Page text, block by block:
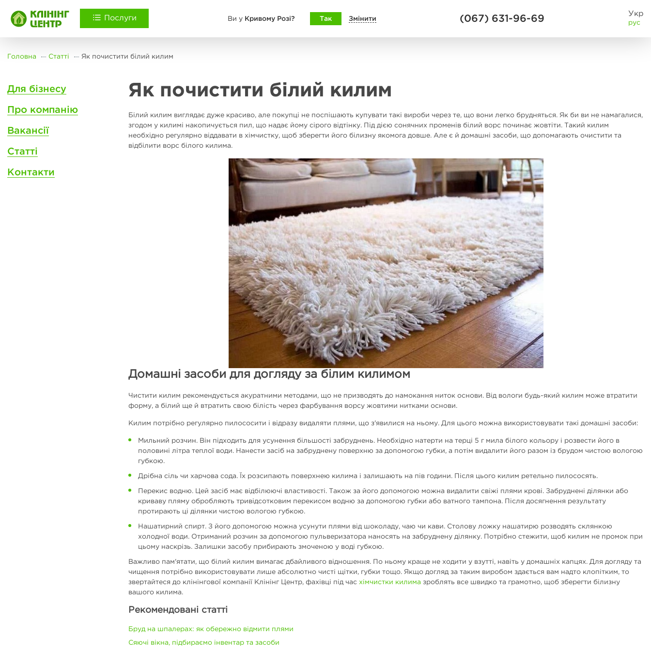
Послуги Ви уКривому Розі? Так Змінити (067) 631-96-69 Укр
рус
Головна Статті Як почистити білий килим
Для бізнесу
Про компанію
Вакансії
Статті
Контакти
Як почистити білий килим
Білий килим виглядає дуже красиво, але покупці не поспішають купувати такі вироби через те, що вони легко брудняться. Як би ви не намагалися,
згодом у килимі накопичується пил, що надає йому сірого відтінку. Під дією сонячних променів білий ворс починає жовтіти. Такий килим
необхідно регулярно віддавати в хімчистку, щоб зберегти його білизну якомога довше. Але є й домашні засоби, що допомагають очистити та
відбілити ворс білого килима.
Домашні засоби для догляду за білим килимом
Чистити килим рекомендується акуратними методами, що не призводять до намокання ниток основи. Від вологи будь-який килим може втратити
форму, а білий ще й втратить свою білість через фарбування ворсу жовтими нитками основи.
Килим потрібно регулярно пилососити і відразу видаляти плями, що з'явилися на ньому. Для цього можна використовувати такі домашні засоби:
Мильний розчин. Він підходить для усунення більшості забруднень. Необхідно натерти на терці 5 г мила білого кольору і розвести його в
половині літра теплої води. Нанести засіб на забруднену поверхню за допомогою губки, а потім видалити його разом із брудом чистою вологою
губкою.
Дрібна сіль чи харчова сода. Їх розсипають поверхнею килима і залишають на пів години. Після цього килим ретельно пилососять.
Перекис водню. Цей засіб має відбілюючі властивості. Також за його допомогою можна видалити свіжі плями крові. Забруднені ділянки або
криваву пляму обробляють тривідсотковим перекисом водню за допомогою губки або ватного тампона. Після досягнення результату
протирають ці ділянки чистою вологою губкою.
Нашатирний спирт. З його допомогою можна усунути плями від шоколаду, чаю чи кави. Столову ложку нашатирю розводять склянкою
холодної води. Отриманий розчин за допомогою пульверизатора наносять на забруднену ділянку. Потрібно стежити, щоб килим не промок при
цьому наскрізь. Залишки засобу прибирають змоченою у воді губкою.
Важливо пам'ятати, що білий килим вимагає дбайливого відношення. По ньому краще не ходити у взутті, навіть у домашніх капцях. Для догляду та
чищення потрібно використовувати лише абсолютно чисті щітки, губки тощо. Якщо догляд за таким виробом здається вам надто клопітким, то
звертайтеся до клінінгової компанії Клінінг Центр, фахівці під час хімчистки килима зроблять все швидко та грамотно, щоб зберегти білизну
вашого килима.
Рекомендовані статті
Бруд на шпалерах: як обережно відмити плями
Сяючі вікна, підбираємо інвентар та засоби